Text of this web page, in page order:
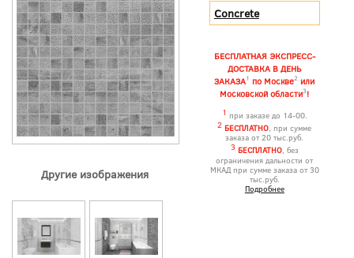
Другие изображения
Concrete
БЕСПЛАТНАЯ ЭКСПРЕСС-
ДОСТАВКА В ДЕНЬ
ЗАКАЗА1 по Москве2 или
Московской области3!
1 при заказе до 14-00.
2 БЕСПЛАТНО, при сумме
заказа от 20 тыс.руб.
3 БЕСПЛАТНО, без
ограничения дальности от
МКАД при сумме заказа от 30
тыс.руб.
Подробнее